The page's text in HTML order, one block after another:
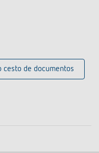
cesto de documentos